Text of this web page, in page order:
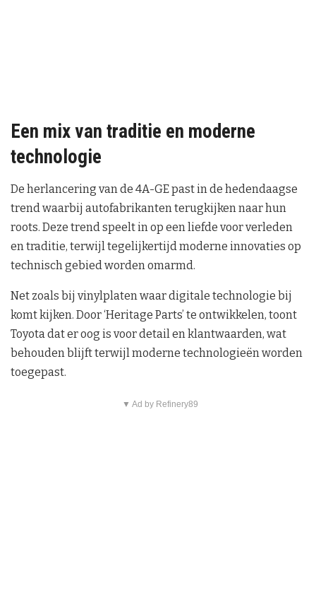
Een mix van traditie en moderne
technologie
De herlancering van de 4A-GE past in de hedendaagse
trend waarbij autofabrikanten terugkijken naar hun
roots. Deze trend speelt in op een liefde voor verleden
en traditie, terwijl tegelijkertijd moderne innovaties op
technisch gebied worden omarmd.
Net zoals bij vinylplaten waar digitale technologie bij
komt kijken. Door ‘Heritage Parts’ te ontwikkelen, toont
Toyota dat er oog is voor detail en klantwaarden, wat
behouden blijft terwijl moderne technologieën worden
toegepast.
▼ Ad by Refinery89